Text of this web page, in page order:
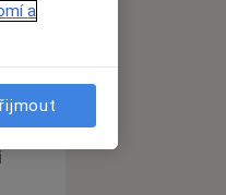
12 Srpen
a